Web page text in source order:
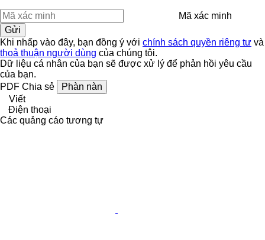
Mã xác minh
Khi nhấp vào đây, bạn đồng ý với chính sách quyền riêng tư và
thoả thuận người dùng của chúng tôi.
Dữ liệu cá nhân của bạn sẽ được xử lý để phản hồi yêu cầu
của bạn.
PDF Chia sẻ
Phàn nàn
Viết
Điện thoại
Các quảng cáo tương tự